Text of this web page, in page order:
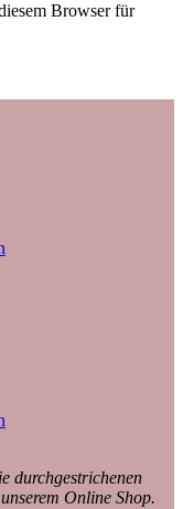
Browser für
durchgestrichenen
Online Shop.